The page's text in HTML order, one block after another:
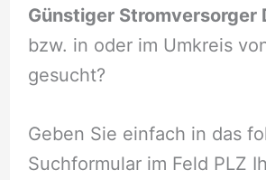
Günstiger Stromversorger
bzw. in oder im Umkreis
gesucht?
Geben Sie einfach in das
Suchformular im Feld PLZ